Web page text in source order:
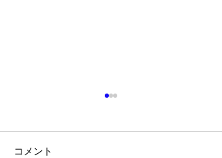
コメント